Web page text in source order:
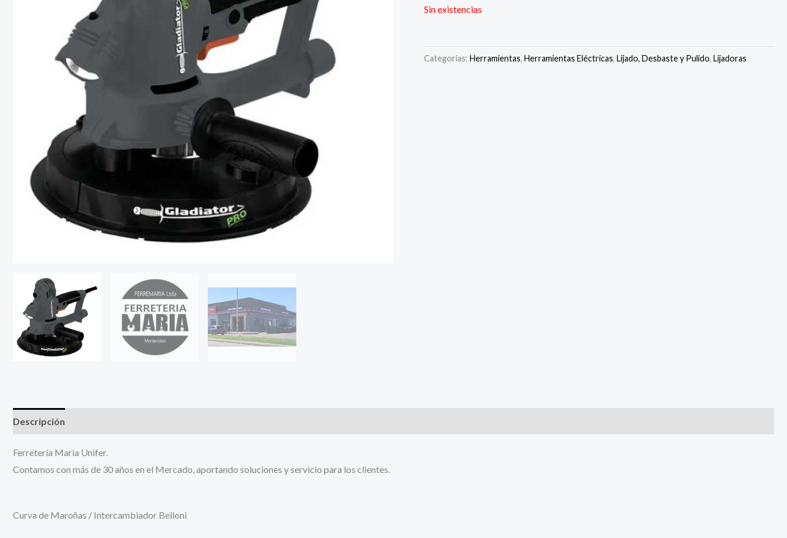
Sin existencias
Categorías: Herramientas, Herramientas Eléctricas, Lijado, Desbaste y Pulido, Lijadoras
Descripción
Ferretería Maria Unifer.
Contamos con más de 30 años en el Mercado, aportando soluciones y servicio para los clientes.
Curva de Maroñas / Intercambiador Belloni